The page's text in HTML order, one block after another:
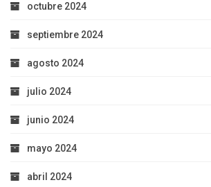
octubre 2024
septiembre 2024
agosto 2024
julio 2024
junio 2024
mayo 2024
abril 2024